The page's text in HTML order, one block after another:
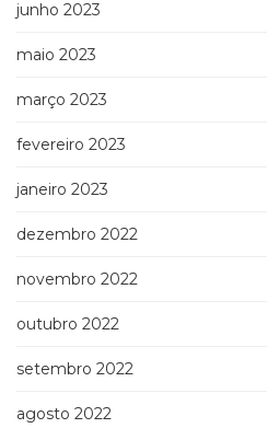
junho 2023
maio 2023
março 2023
fevereiro 2023
janeiro 2023
dezembro 2022
novembro 2022
outubro 2022
setembro 2022
agosto 2022